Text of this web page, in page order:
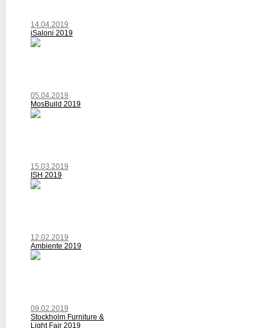
14.04.2019
iSaloni 2019
05.04.2019
MosBuild 2019
15.03.2019
ISH 2019
12.02.2019
Ambiente 2019
09.02.2019
Stockholm Furniture &
Light Fair 2019